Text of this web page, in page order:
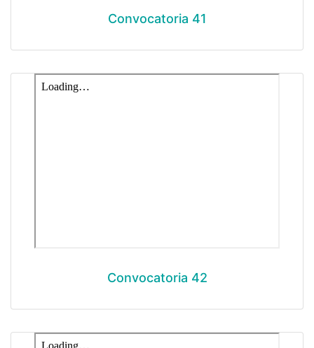
Convocatoria 41
Convocatoria 42